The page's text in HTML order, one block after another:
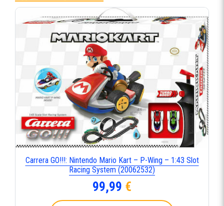
Carrera GO!!!: Nintendo Mario Kart – P-Wing – 1:43 Slot
Racing System (20062532)
99,99 €